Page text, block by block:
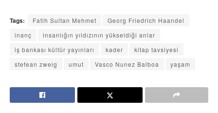
Tags: Fatih Sultan Mehmet
Georg Friedrich Haandel
inanç
insanlığın yıldızının yükseldiği anlar
iş bankası kültür yayınları
kader
kitap tavsiyesi
stefean zweig
umut Vasco Nunez Balboa yaşam